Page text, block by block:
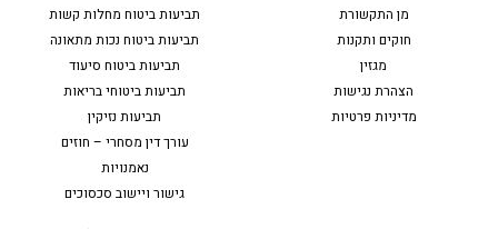
מן התקשורת
חוקים ותקנות
מגזין
הצהרת נגישות
מדיניות פרטיות
תביעות ביטוח מחלות קשות
תביעות ביטוח נכות מתאונה
תביעות ביטוח סיעוד
תביעות ביטוחי בריאות
תביעות נזיקין
עורך דין מסחרי – חוזים
נאמנויות
גישור ויישוב סכסוכים